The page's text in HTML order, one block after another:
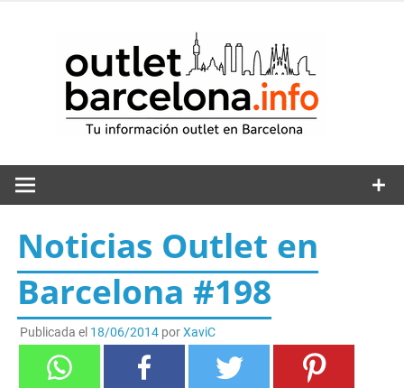
Noticias Outlet en
Barcelona #198
Publicada el 18/06/2014porXaviC